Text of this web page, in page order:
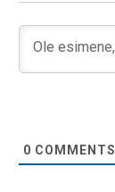
0 COMMENTS